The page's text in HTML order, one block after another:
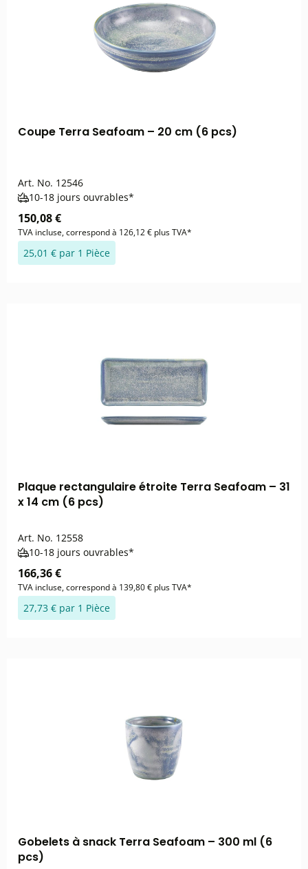
Coupe Terra Seafoam – 20 cm (6 pcs)
Art. No. 12546
10-18 jours ouvrables*
150,08 €
TVA incluse, correspond à 126,12 € plus TVA*
25,01 € par 1 Pièce
Plaque rectangulaire étroite Terra Seafoam – 31
x 14 cm (6 pcs)
Art. No. 12558
10-18 jours ouvrables*
166,36 €
TVA incluse, correspond à 139,80 € plus TVA*
27,73 € par 1 Pièce
Gobelets à snack Terra Seafoam – 300 ml (6
pcs)